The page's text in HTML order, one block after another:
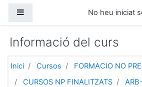
No heu iniciat
Informació del curs
Inici Cursos
FORMACIO NO
CURSOS NP FINALITZATS